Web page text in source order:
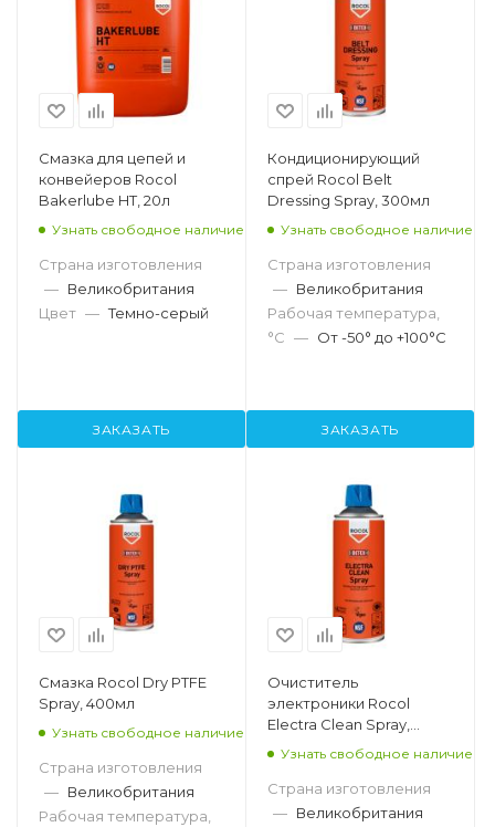
Смазка для цепей и
конвейеров Rocol
Bakerlube HT, 20л
Узнать свободное наличие
Страна изготовления
— Великобритания
Цвет — Темно-серый
ЗАКАЗАТЬ
Кондиционирующий
спрей Rocol Belt
Dressing Spray, 300мл
Узнать свободное наличие
Страна изготовления
— Великобритания
Рабочая температура,
°С — От -50° до +100°C
ЗАКАЗАТЬ
Смазка Rocol Dry PTFE
Spray, 400мл
Узнать свободное наличие
Страна изготовления
— Великобритания
Рабочая температура,
Очиститель
электроники Rocol
Electra Clean Spray,
Узнать свободное наличие
Страна изготовления
— Великобритания